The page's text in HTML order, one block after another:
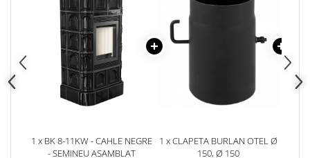
1 x BK 8-11KW - CAHLE NEGRE
- SEMINEU ASAMBLAT
1 x CLAPETA BURLAN OTEL Ø
150, Ø 150